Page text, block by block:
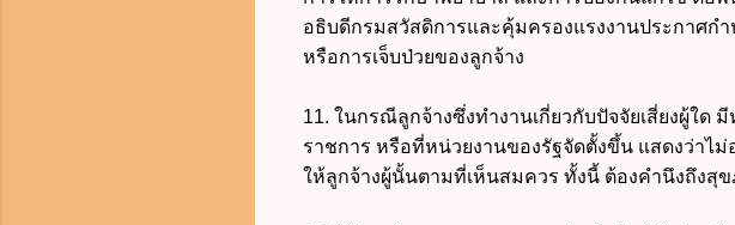
อธิบดีกรมสวัสดิการและคุ้มครองแรงงานประกาศก
หรือการเจ็บป่วยของลูกจ้าง
11. ในกรณีลูกจ้างซึ่งทำงานเกี่ยวกับปัจจัยเสี่ยงผู้ใด
ราชการ หรือที่หน่วยงานของรัฐจัดตั้งขึ้น แสดงว่าไ
ให้ลูกจ้างผู้นั้นตามที่เห็นสมควร ทั้งนี้ ต้องคำนึงถึงสุ